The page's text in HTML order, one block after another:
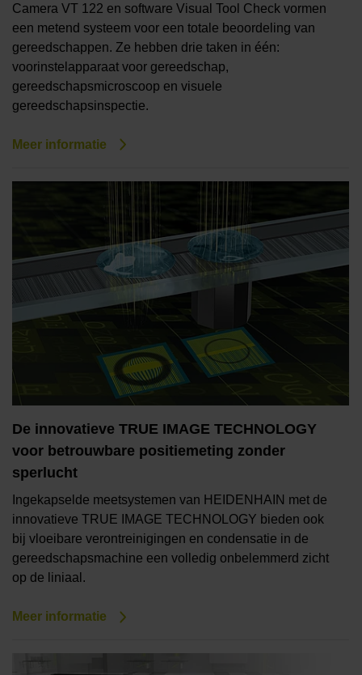
Camera VT 122 en software Visual Tool Check vormen
een metend systeem voor een totale beoordeling van
gereedschappen. Ze hebben drie taken in één:
voorinstelapparaat voor gereedschap,
gereedschapsmicroscoop en visuele
gereedschapsinspectie.
Meer informatie
De innovatieve TRUE IMAGE TECHNOLOGY
voor betrouwbare positiemeting zonder
sperlucht
Ingekapselde meetsystemen van HEIDENHAIN met de
innovatieve TRUE IMAGE TECHNOLOGY bieden ook
bij vloeibare verontreinigingen en condensatie in de
gereedschapsmachine een volledig onbelemmerd zicht
op de liniaal.
Meer informatie